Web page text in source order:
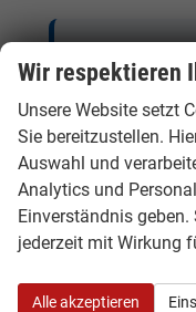
Tipp:
Neuwagen
sondern auch
tatsächlichen
Wir respektieren
Unsere Website setzt
Sie bereitzustellen.
Auswahl und
Analytics und
Einverständnis
jederzeit mit Wirkung
Alle akzeptieren